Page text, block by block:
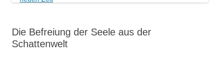
Die Befreiung der Seele aus der
Schattenwelt